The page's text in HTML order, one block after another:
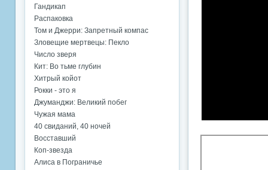
Гандикап
Распаковка
Том и Джерри: Запретный компас
Зловещие мертвецы: Пекло
Число зверя
Кит: Во тьме глубин
Хитрый койот
Рокки - это я
Джуманджи: Великий побег
Чужая мама
40 свиданий, 40 ночей
Восставший
Коп-звезда
Алиса в Пограничье